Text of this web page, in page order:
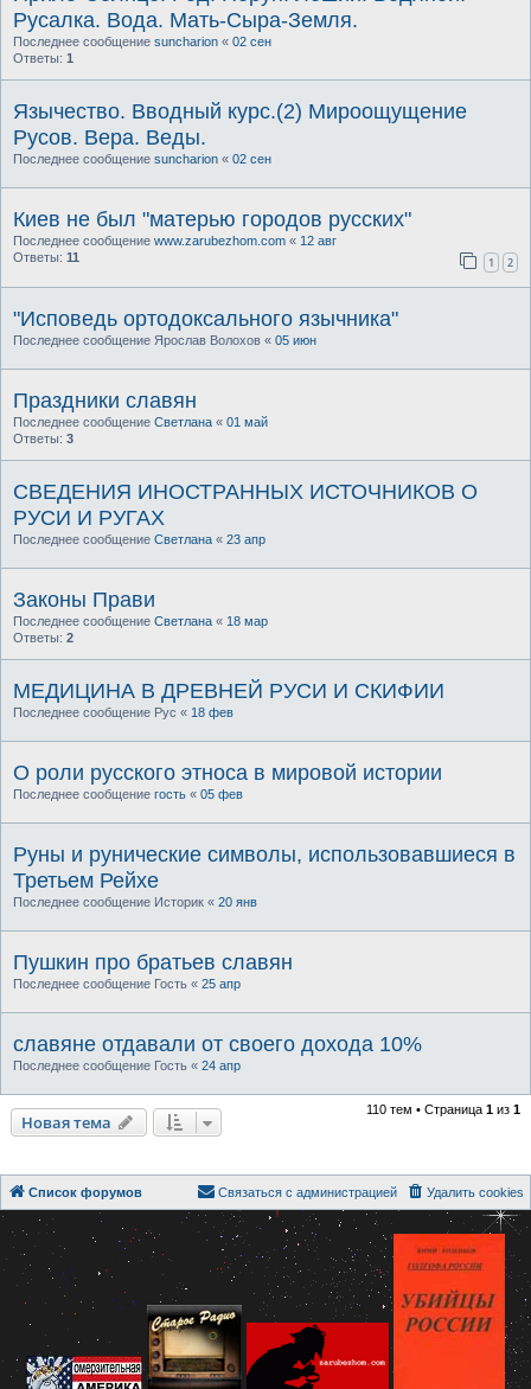
Русалка. Вода. Мать-Сыра-Земля.
Последнее сообщение suncharion « 02 сен
Ответы: 1
Язычество. Вводный курс.(2) Мироощущение
Русов. Вера. Веды.
Последнее сообщение suncharion « 02 сен
Киев не был "матерью городов русских"
Последнее сообщение www.zarubezhom.com « 12 авг
Ответы: 11 1 2
"Исповедь ортодоксального язычника"
Последнее сообщение Ярослав Волохов « 05 июн
Праздники славян
Последнее сообщение Светлана « 01 май
Ответы: 3
СВЕДЕНИЯ ИНОСТРАННЫХ ИСТОЧНИКОВ О
РУСИ И РУГАХ
Последнее сообщение Светлана « 23 апр
Законы Прави
Последнее сообщение Светлана « 18 мар
Ответы: 2
МЕДИЦИНА В ДРЕВНЕЙ РУСИ И СКИФИИ
Последнее сообщение Рус « 18 фев
О роли русского этноса в мировой истории
Последнее сообщение гость « 05 фев
Руны и рунические символы, использовавшиеся в
Третьем Рейхе
Последнее сообщение Историк « 20 янв
Пушкин про братьев славян
Последнее сообщение Гость « 25 апр
славяне отдавали от своего дохода 10%
Последнее сообщение Гость « 24 апр
Новая тема
110 тем • Страница 1 из 1
Список форумов Удалить cookies
Связаться с администрацией